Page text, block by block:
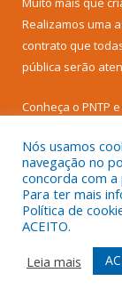
Realizamos uma
contrato que
pública serão
Conheça o PNTP e
Todos os
Mapa do Site
Acessar
Nós usamos
navegação no
concorda com
Para ter mais
Política de
ACEITO.
Leia mais